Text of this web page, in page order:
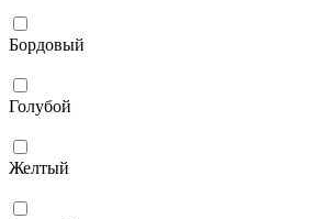
Бордовый
Голубой
Желтый